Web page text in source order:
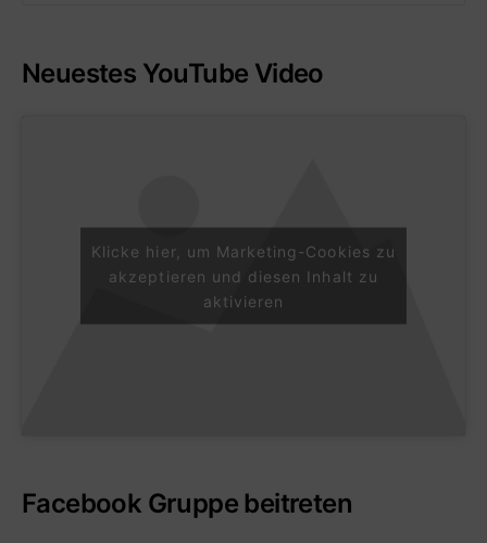
Neuestes YouTube Video
Klicke hier, um Marketing-Cookies zu
akzeptieren und diesen Inhalt zu
aktivieren
Facebook Gruppe beitreten